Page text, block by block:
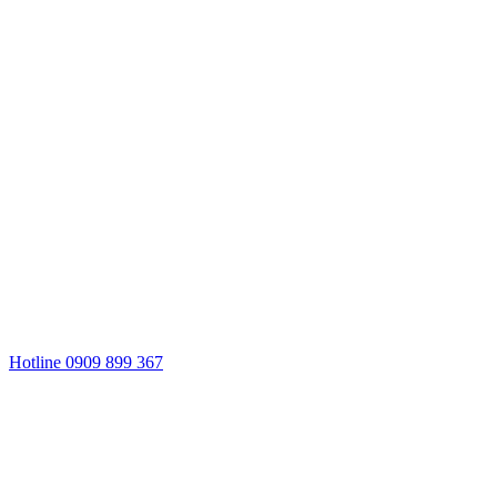
Hotline 0909 899 367